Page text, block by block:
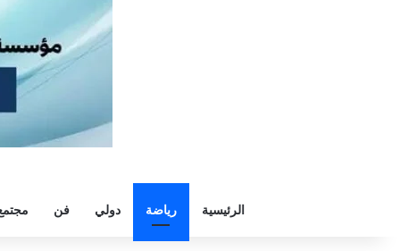
الرئيسية رياضة دولي فن